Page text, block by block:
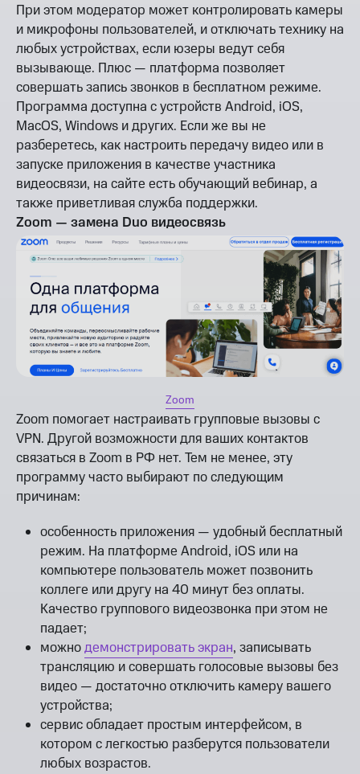
При этом модератор может контролировать камеры
и микрофоны пользователей, и отключать технику на
любых устройствах, если юзеры ведут себя
вызывающе. Плюс — платформа позволяет
совершать запись звонков в бесплатном режиме.
Программа доступна с устройств Android, iOS,
MacOS, Windows и других. Если же вы не
разберетесь, как настроить передачу видео или в
запуске приложения в качестве участника
видеосвязи, на сайте есть обучающий вебинар, а
также приветливая служба поддержки.
Zoom — замена Duo видеосвязь
Zoom
Zoom помогает настраивать групповые вызовы с
VPN. Другой возможности для ваших контактов
связаться в Zoom в РФ нет. Тем не менее, эту
программу часто выбирают по следующим
причинам:
особенность приложения — удобный бесплатный
режим. На платформе Android, iOS или на
компьютере пользователь может позвонить
коллеге или другу на 40 минут без оплаты.
Качество группового видеозвонка при этом не
падает;
можнодемонстрировать экран, записывать
трансляцию и совершать голосовые вызовы без
видео — достаточно отключить камеру вашего
устройства;
сервис обладает простым интерфейсом, в
котором с легкостью разберутся пользователи
любых возрастов.